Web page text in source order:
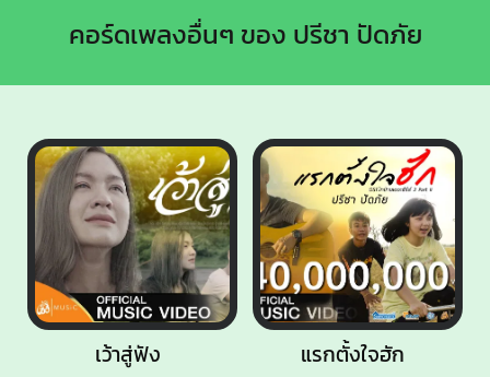
คอร์ดเพลงอื่นๆ ของ ปรีชา ปัดภัย
แรกตั้งใจฮัก
เว้าสู่ฟัง